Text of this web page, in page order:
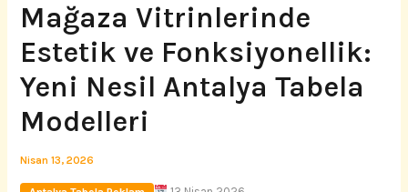
Mağaza Vitrinlerinde
Estetik ve Fonksiyonellik:
Yeni Nesil Antalya Tabela
Modelleri
Nisan 13, 2026